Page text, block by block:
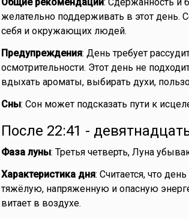
желательно поддерживать в этот день.
себя и окружающих людей.
Предупреждения: День требует
осмотрительности. Этот день не
вдыхать ароматы, выбирать духи,
Сны: Сон может подсказать пути к
После 22:41 -
Фаза луны: Третья четверть, Луна
Характеристика дня: Считается, что
тяжёлую, напряженную и опасную
витает в воздухе.